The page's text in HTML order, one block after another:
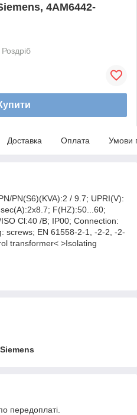
4AM6442-
Роздріб
Доставка Оплата Умови
PN(S6)(KVA):2 / 9.7; UPRI(V):
F(HZ):50...60;
Cl:40 /B; IP00; Connection:
screws; EN 61558-2-1, -2-2, -2-
transformer< >Isolating
Siemens
передоплаті.